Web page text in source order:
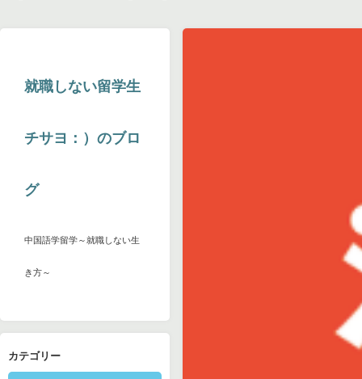
就職しない留学生
チサヨ：）のブロ
グ
中国語学留学～就職しない生
き方～
カテゴリー